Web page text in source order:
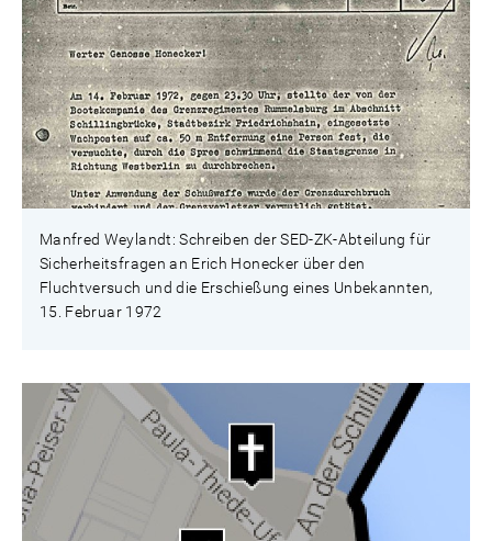
Manfred Weylandt: Schreiben der SED-ZK-Abteilung für
Sicherheitsfragen an Erich Honecker über den
Fluchtversuch und die Erschießung eines Unbekannten,
15. Februar 1972